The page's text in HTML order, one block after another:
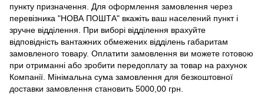
пункту призначення. Для оформлення замовлення через
перевізника "НОВА ПОШТА" вкажіть ваш населений пункт і
зручне відділення.
При виборі відділення врахуйте
відповідність вантажних обмежених відділень габаритам
замовленого товару. Оплатити замовлення ви можете готовою
при отриманні або зробити передоплату за товар на рахунок
Компанії. Мінімальна сума замовлення для безкоштовної
доставки замовлення становить 5000,00 грн.